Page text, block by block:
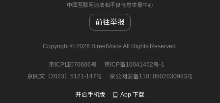
中国互联网违法和不良信息举报中心
前往举报
Copyright © 2026 StreetVoice All Rights Reserved.
京ICP证070606号
京ICP备10041452号-1
京网文（2023）5121-147号
京公网安备11010502030983号
开启手机版 App 下载